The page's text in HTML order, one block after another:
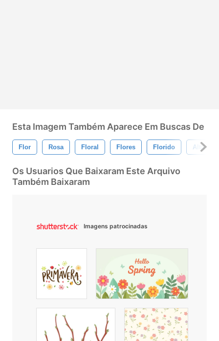
Esta Imagem Também Aparece Em Buscas De
Flor Rosa Floral Flores Florido Alta
Os Usuarios Que Baixaram Este Arquivo
Também Baixaram
Imagens patrocinadas